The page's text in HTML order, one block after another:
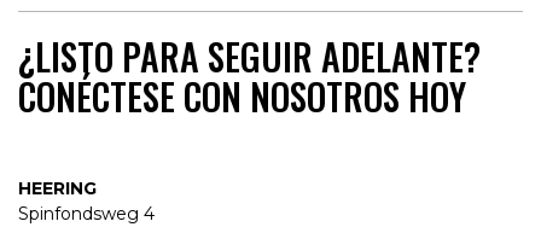
¿LISTO PARA SEGUIR ADELANTE?
CONÉCTESE CON NOSOTROS HOY
HEERING
Spinfondsweg 4